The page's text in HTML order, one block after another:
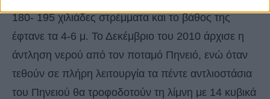
180- 195 χιλιάδες στρέμματα και το βάθος της
έφτανε τα 4-6 μ. Το Δεκέμβριο του 2010 άρχισε η
άντληση νερού από τον ποταμό Πηνειό, ενώ όταν
τεθούν σε πλήρη λειτουργία τα πέντε αντλιοστάσια
του Πηνειού θα τροφοδοτούν τη λίμνη με 14 κυβικά